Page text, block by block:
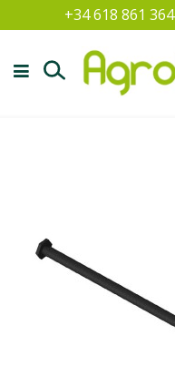
+34 618 861 364